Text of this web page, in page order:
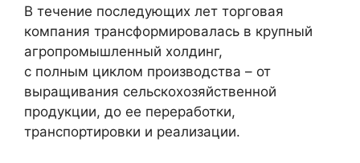
В течение последующих лет торговая
компания трансформировалась в крупный
агропромышленный холдинг,
с полным циклом производства – от
выращивания сельскохозяйственной
продукции, до ее переработки,
транспортировки и реализации.